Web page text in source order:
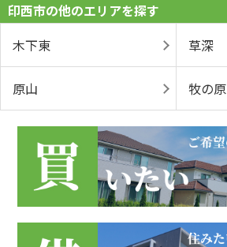
印西市の他のエリアを探す
木下東
草深
原山 牧の原